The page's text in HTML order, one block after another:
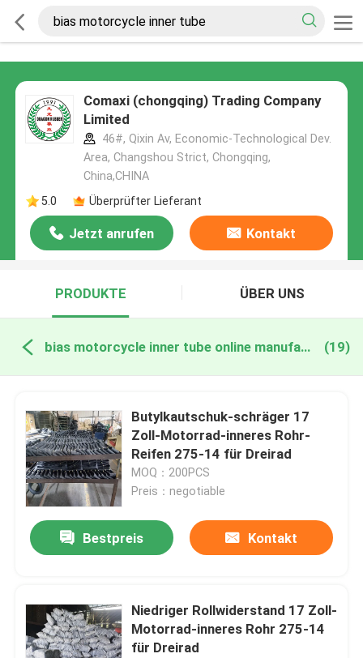
Comaxi (chongqing) Trading Company
Limited
46#, Qixin Av, Economic-Technological Dev.
Area, Changshou Strict, Chongqing,
China,CHINA
5.0
Überprüfter Lieferant
Jetzt anrufen Kontakt
PRODUKTE ÜBER UNS
bias motorcycle inner tube online manufacture (19)
Butylkautschuk-schräger 17
Zoll-Motorrad-inneres Rohr-
Reifen 275-14 für Dreirad
MOQ：200PCS
Preis：negotiable
Bestpreis Kontakt
Niedriger Rollwiderstand 17 Zoll-
Motorrad-inneres Rohr 275-14
für Dreirad